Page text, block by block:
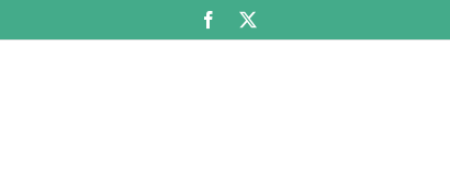
Facebook